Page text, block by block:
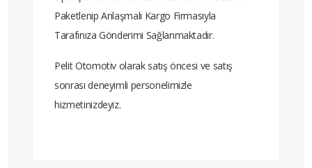
Paketlenip Anlaşmalı Kargo Firmasıyla
Tarafınıza Gönderimi Sağlanmaktadır.
Pelit Otomotiv olarak satış öncesi ve satış
sonrası deneyimli personelimizle
hizmetinizdeyiz.